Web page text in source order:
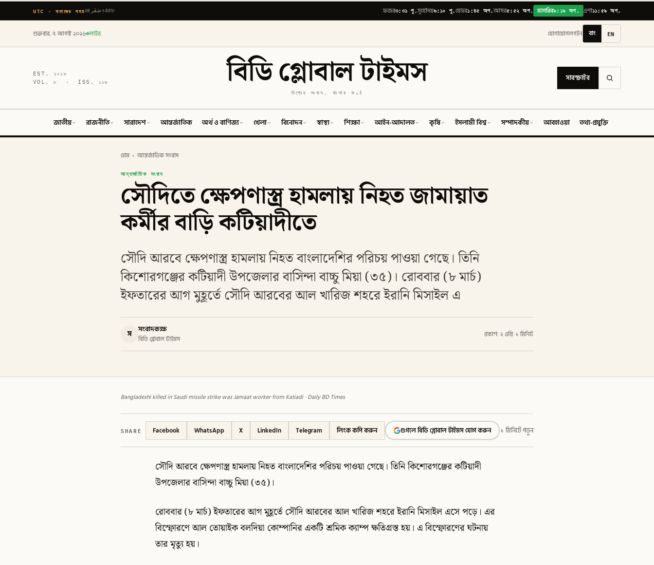
UTC · নামাজের সময় ২৪ صَفَر ১৪৪৮ ফজর৩:৩১ পূ.সূর্যোদয়৬:১০ পূ.যোহর১:৪৫ অপ.আসর৫:৫২ অপ. মাগরিব৯:১৯ অপ. এশা১১:৫৯ অপ.
শুক্রবার, ৭ আগস্ট ২০২৬ লাইভ যোগাযোগলগইন বাং EN
EST.২০১৮
VOL.৮ · ISS. ১১৬ বিডি গ্লোবাল টাইমস
বিশ্বের সংবাদ, বাংলার কণ্ঠ
সাবস্ক্রাইব
জাতীয় রাজনীতি সারাদেশ আন্তর্জাতিক অর্থ ও বাণিজ্য খেলা বিনোদন স্বাস্থ্য শিক্ষা আইন-আদালত কৃষি ইসলামী বিশ্ব সম্পাদকীয় আবহাওয়া তথ্য-প্রযুক্তি
হোম › আন্তর্জাতিক সংবাদ
আন্তর্জাতিক সংবাদ
সৌদিতে ক্ষেপণাস্ত্র হামলায় নিহত জামায়াত
কর্মীর বাড়ি কটিয়াদীতে
সৌদি আরবে ক্ষেপণাস্ত্র হামলায় নিহত বাংলাদেশির পরিচয় পাওয়া গেছে। তিনি
কিশোরগঞ্জের কটিয়াদী উপজেলার বাসিন্দা বাচ্চু মিয়া (৩৫)। রোববার (৮ মার্চ)
ইফতারের আগ মুহূর্তে সৌদি আরবের আল খারিজ শহরে ইরানি মিসাইল এ
স সংবাদকক্ষ
বিডি গ্লোবাল টাইমস
প্রকাশ: ২ এপ্রি· ১ মিনিট
Bangladeshi killed in Saudi missile strike was Jamaat worker from Katiadi · Daily BD Times
SHARE Facebook WhatsApp X LinkedIn Telegram লিংক কপি করুন গুগলে বিডি গ্লোবাল টাইমস যোগ করুন ১ মিনিটে পড়ুন
সৌদি আরবে ক্ষেপণাস্ত্র হামলায় নিহত বাংলাদেশির পরিচয় পাওয়া গেছে। তিনি কিশোরগঞ্জের কটিয়াদী
উপজেলার বাসিন্দা বাচ্চু মিয়া (৩৫)।
রোববার (৮ মার্চ) ইফতারের আগ মুহূর্তে সৌদি আরবের আল খারিজ শহরে ইরানি মিসাইল এসে পড়ে। এর
বিস্ফোরণে আল তোয়াইক বলদিয়া কোম্পানির একটি শ্রমিক ক্যাম্প ক্ষতিগ্রস্ত হয়। এ বিস্ফোরণের ঘটনায়
তার মৃত্যু হয়।